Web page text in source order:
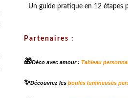
Un guide pratique en 12 étapes
Partenaires :
🎁Déco avec amour : Tableau
✨Découvrez les boules lumineuses